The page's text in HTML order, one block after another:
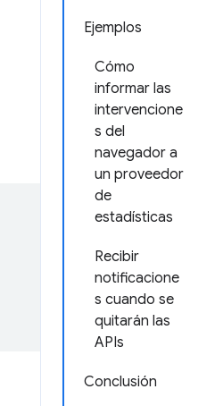
Ejemplos
Cómo
informar las
intervencione
s del
navegador a
un proveedor
de
estadísticas
Recibir
notificacione
s cuando se
quitarán las
APIs
Conclusión